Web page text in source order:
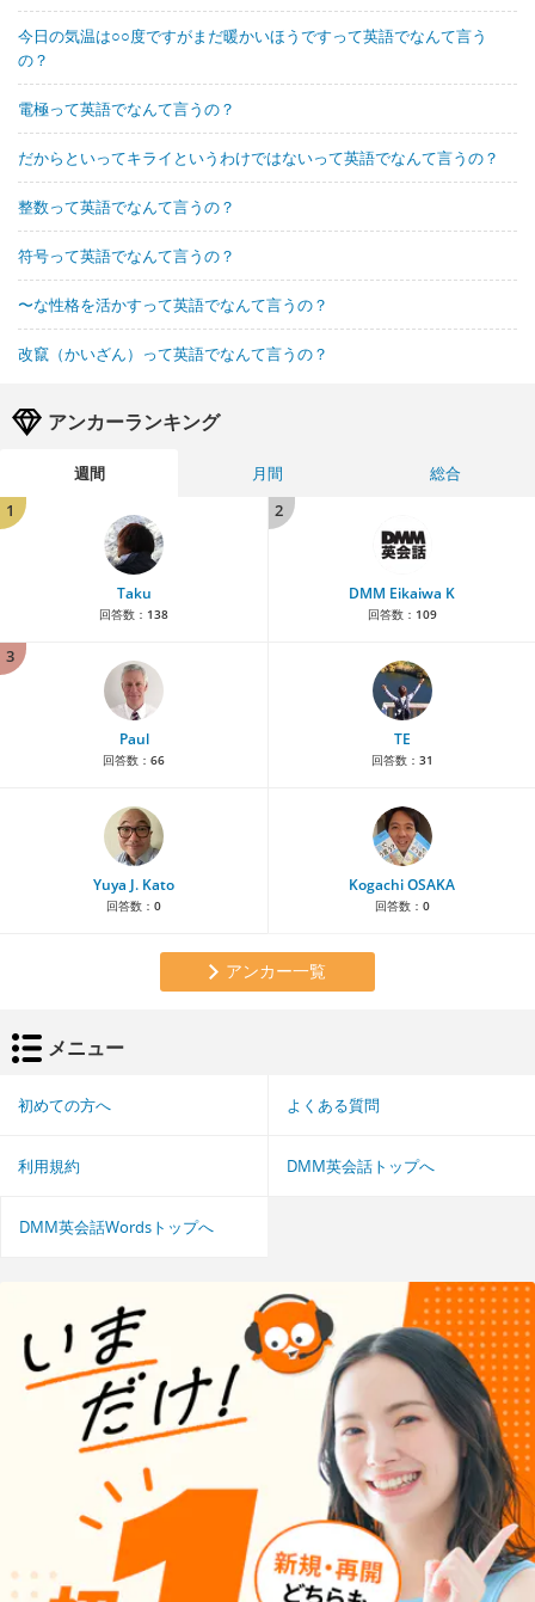
今日の気温は○○度ですがまだ暖かいほうですって英語でなんて言う
の？
電極って英語でなんて言うの？
だからといってキライというわけではないって英語でなんて言うの？
整数って英語でなんて言うの？
符号って英語でなんて言うの？
〜な性格を活かすって英語でなんて言うの？
改竄（かいざん）って英語でなんて言うの？
アンカーランキング
週間 月間
総合
1
Taku
回答数： 138
2
DMM Eikaiwa K
回答数： 109
3
Paul
回答数： 66
TE
回答数： 31
Yuya J. Kato
回答数： 0
Kogachi OSAKA
回答数： 0
アンカー一覧
メニュー
初めての方へ よくある質問
利用規約 DMM英会話トップへ
DMM英会話Wordsトップへ